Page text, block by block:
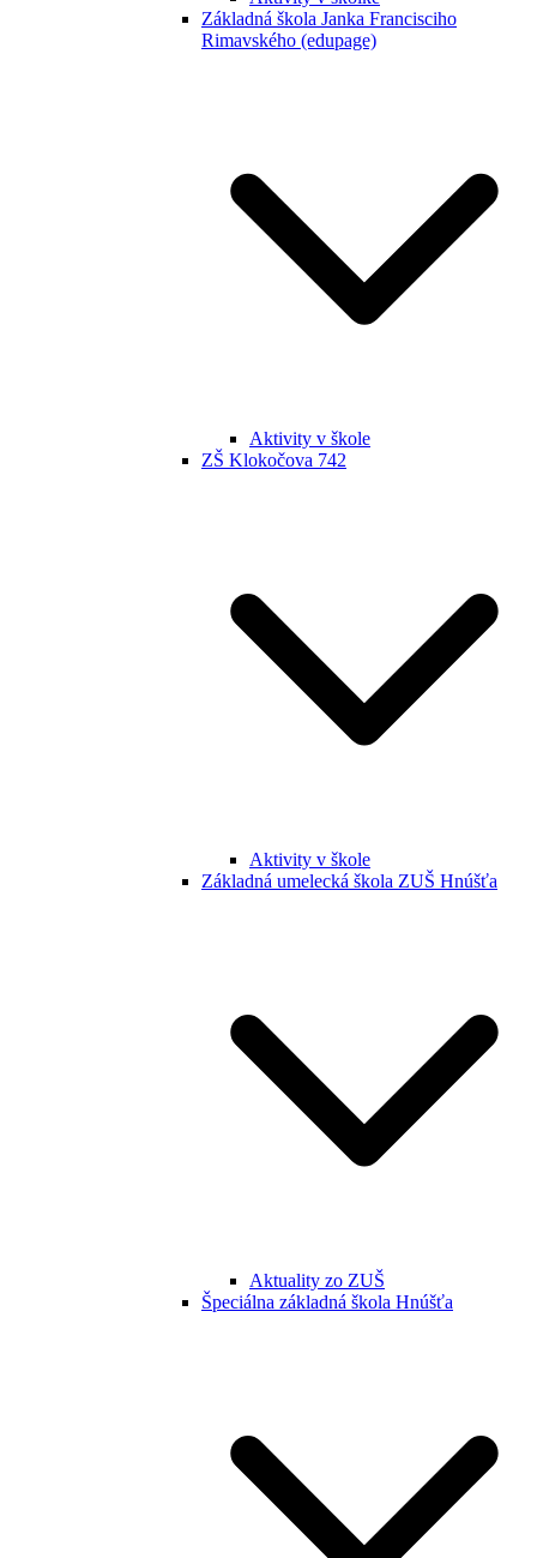
Základná škola Janka Francisciho
Rimavského (edupage)
Aktivity v škole
ZŠ Klokočova 742
Aktivity v škole
Základná umelecká škola ZUŠ Hnúšťa
Aktuality zo ZUŠ
Špeciálna základná škola Hnúšťa